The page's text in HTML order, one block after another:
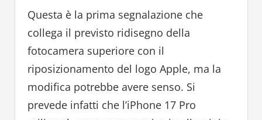
Questa è la prima segnalazione che
collega il previsto ridisegno della
fotocamera superiore con il
riposizionamento del logo Apple, ma la
modifica potrebbe avere senso. Si
prevede infatti che l’iPhone 17 Pro